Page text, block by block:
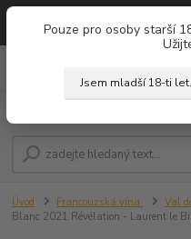
Pouze pro osoby starší
Jsem mladší 18-ti let.
Úvod Francouzská vína Val
Blanc 2021 Révélation - Laurent le